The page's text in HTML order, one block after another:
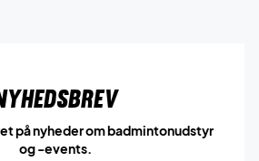
på nyheder om badmintonudstyr
og -events.